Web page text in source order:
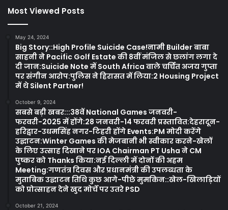
Most Viewed Posts
May 24, 2024
Big Story::High Profile Suicide Case!नामी Builder बाबा
साहनी ने Pacific Golf Estate की 8वीं मंजिल से छलांग लगा दे
दी जान:Suicide Note में South Africa वाले चर्चित अजय गुप्ता
पर संगीन आरोप:पुलिस ने हिरासत में लिया:2 Housing Project
में थे Silent Partner!
October 9, 2024
सबसे बड़ी खबर:::38वें National Games जनवरी-
फरवरी-2025 में होंगे:28 जनवरी-14 फरवरी प्रस्तावित:देहरादून-
हरिद्वार-उधमसिंह नगर-टिहरी होंगे Events:PM मोदी करेंगे
उद्घाटन:Winter Games की मेजबानी भी स्वीकार करने-खेलों
के लिए उत्साह दिखाने पर IOA Chairman PT Usha ने CM
पुष्कर को Thanks किया:नई दिल्ली में दोनों की अहम
Meeting:गणतंत्र दिवस और प्रधानमंत्री की उपलब्धता के
मुताबिक उद्घाटन तिथि कुछ आगे-पीछे मुमकिन::खेल-खिलाड़ियों
को प्रोत्साहन देने खुद मोर्चे पर उतरे PSD
October 21, 2024